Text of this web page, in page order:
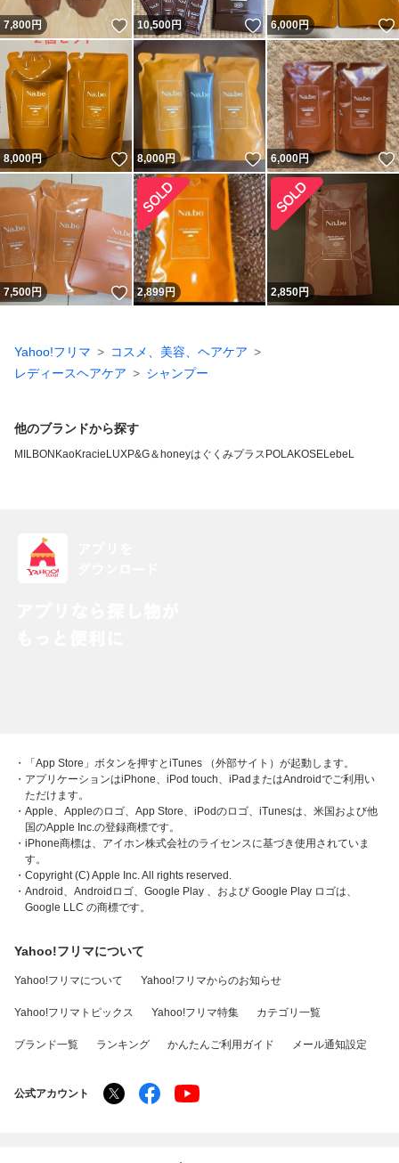
7,800円 いいね！
10,500円 いいね！
6,000円
8,000円 いいね！
8,000円 いいね！
6,000円
7,500円 いいね！
2,899円 2,850円
Yahoo!フリマ
コスメ、美容、ヘアケア
レディースヘアケア
シャンプー
他のブランドから探す
MILBON KaoKracie LUXP&G＆honeyはぐくみプラス POLAKOSELebeL
・「App Store」ボタンを押すとiTunes （外部サイト）が起動します。
・アプリケーションはiPhone、iPod touch、iPadまたはAndroidでご利用い
ただけます。
・Apple、Appleのロゴ、App Store、iPodのロゴ、iTunesは、米国および他
国のApple Inc.の登録商標です。
・iPhone商標は、アイホン株式会社のライセンスに基づき使用されていま
す。
・Copyright (C) Apple Inc. All rights reserved.
・Android、Androidロゴ、Google Play 、および Google Play ロゴは、
Google LLC の商標です。
Yahoo!フリマについて
Yahoo!フリマについて Yahoo!フリマからのお知らせ
Yahoo!フリマトピックス Yahoo!フリマ特集 カテゴリ一覧
ブランド一覧 ランキング かんたんご利用ガイド メール通知設定
公式アカウント